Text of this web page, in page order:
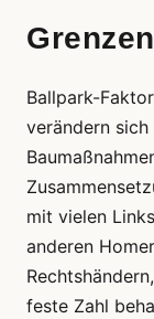
Ballpark-
verändern
mit vielen
anderen
feste Zahl